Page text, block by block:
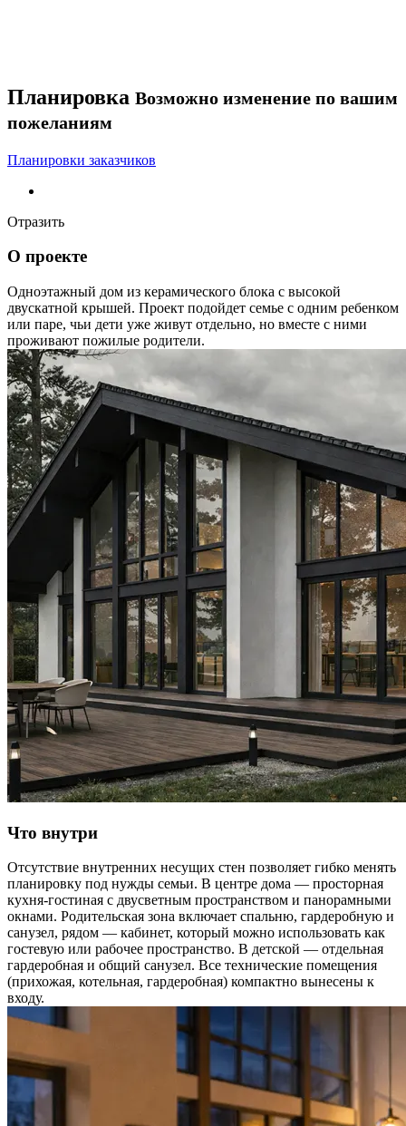
Планировка Возможно изменение по вашим
пожеланиям
Планировки заказчиков
Отразить
О проекте
Одноэтажный дом из керамического блока с высокой
двускатной крышей. Проект подойдет семье с одним ребенком
или паре, чьи дети уже живут отдельно, но вместе с ними
проживают пожилые родители.
Что внутри
Отсутствие внутренних несущих стен позволяет гибко менять
планировку под нужды семьи. В центре дома — просторная
кухня-гостиная с двусветным пространством и панорамными
окнами. Родительская зона включает спальню, гардеробную и
санузел, рядом — кабинет, который можно использовать как
гостевую или рабочее пространство. В детской — отдельная
гардеробная и общий санузел. Все технические помещения
(прихожая, котельная, гардеробная) компактно вынесены к
входу.